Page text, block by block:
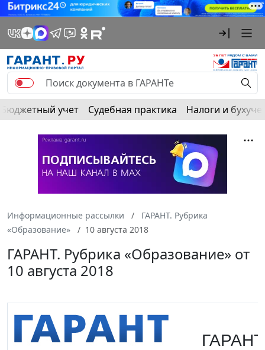
Бюджетный учет Судебная практика Налоги и
Информационные рассылки
ГАРАНТ. Рубрика
«Образование»
10 августа 2018
ГАРАНТ. Рубрика «Образование» от
10 августа 2018